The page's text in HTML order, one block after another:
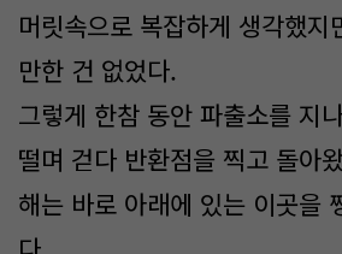
머릿속으로 복잡하게 생각했지
만한 건 없었다.
그렇게 한참 동안 파출소를 지
떨며 걷다 반환점을 찍고 돌아
해는 바로 아래에 있는 이곳을